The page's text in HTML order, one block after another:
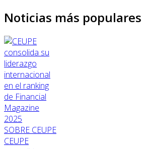
Noticias más populares
SOBRE CEUPE
CEUPE